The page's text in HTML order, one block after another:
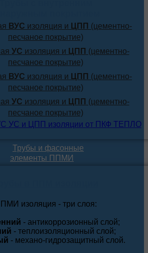
ВУС изоляция и ЦПП (цементно-
песчаное покрытие)
УС изоляция и ЦПП (цементно-
песчаное покрытие)
ВУС изоляция и ЦПП (цементно-
песчаное покрытие)
УС изоляция и ЦПП (цементно-
песчаное покрытие)
Трубы и фасонные
элементы ППМИ
изоляция - три слоя:
- антикоррозионный слой;
- теплоизоляционный слой;
- механо-гидрозащитный слой.